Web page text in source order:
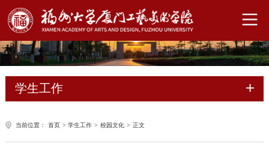
学生工作
当前位置： 首页 > 学生工作 > 校园文化 > 正文